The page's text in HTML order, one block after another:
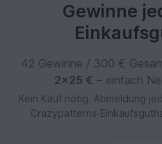
Gewinne
42 Gewinne / 300 €
2×25 € – einfach
Kein Kauf nötig. Abmeldung